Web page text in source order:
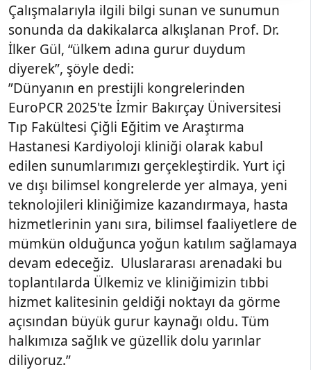
Çalışmalarıyla ilgili bilgi sunan ve sunumun
sonunda da dakikalarca alkışlanan Prof. Dr.
İlker Gül, “ülkem adına gurur duydum
diyerek”, şöyle dedi:
”Dünyanın en prestijli kongrelerinden
EuroPCR 2025'te İzmir Bakırçay Üniversitesi
Tıp Fakültesi Çiğli Eğitim ve Araştırma
Hastanesi Kardiyoloji kliniği olarak kabul
edilen sunumlarımızı gerçekleştirdik. Yurt içi
ve dışı bilimsel kongrelerde yer almaya, yeni
teknolojileri kliniğimize kazandırmaya, hasta
hizmetlerinin yanı sıra, bilimsel faaliyetlere de
mümkün olduğunca yoğun katılım sağlamaya
devam edeceğiz. Uluslararası arenadaki bu
toplantılarda Ülkemiz ve kliniğimizin tıbbi
hizmet kalitesinin geldiği noktayı da görme
açısından büyük gurur kaynağı oldu. Tüm
halkımıza sağlık ve güzellik dolu yarınlar
diliyoruz.”